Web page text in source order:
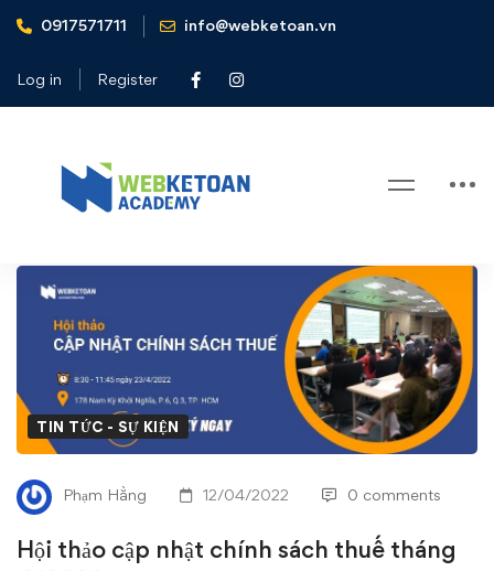
0917571711 info@webketoan.vn
Log in Register
Home
Tin tức - Sự kiện
Hội
thảo
cập
nhật
chính
sách
TIN TỨC - SỰ KIỆN
Phạm Hằng 12/04/2022 0 comments
Hội thảo cập nhật chính sách thuế tháng